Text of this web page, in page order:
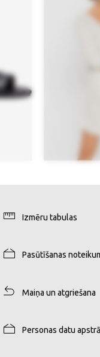
Izmēru tabulas
Pasūtīšanas
Maiņa un atgriešana
Personas datu